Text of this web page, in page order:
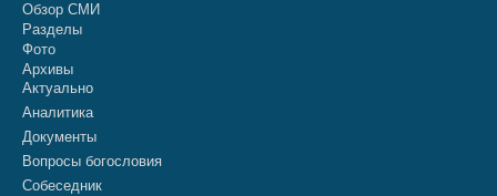
Обзор СМИ
Разделы
Фото
Архивы
Актуально
Аналитика
Документы
Вопросы богословия
Собеседник